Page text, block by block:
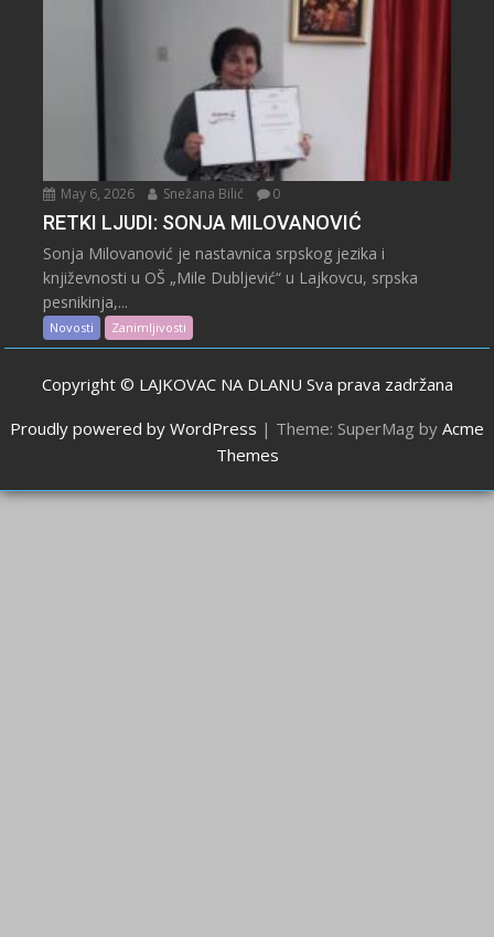
May 6, 2026 Snežana Bilić 0
RETKI LJUDI: SONJA MILOVANOVIĆ
Sonja Milovanović je nastavnica srpskog jezika i
književnosti u OŠ „Mile Dubljević“ u Lajkovcu, srpska
pesnikinja,...
Novosti Zanimljivosti
Copyright © LAJKOVAC NA DLANU Sva prava zadržana
Proudly powered by WordPress | Theme: SuperMag by Acme
Themes